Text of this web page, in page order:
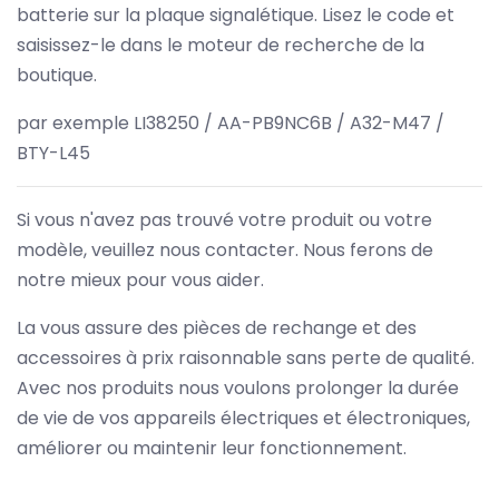
batterie sur la plaque signalétique. Lisez le code et
saisissez-le dans le moteur de recherche de la
boutique.
par exemple LI38250 / AA-PB9NC6B / A32-M47 /
BTY-L45
Si vous n'avez pas trouvé votre produit ou votre
modèle, veuillez nous contacter. Nous ferons de
notre mieux pour vous aider.
La vous assure des pièces de rechange et des
accessoires à prix raisonnable sans perte de qualité.
Avec nos produits nous voulons prolonger la durée
de vie de vos appareils électriques et électroniques,
améliorer ou maintenir leur fonctionnement.